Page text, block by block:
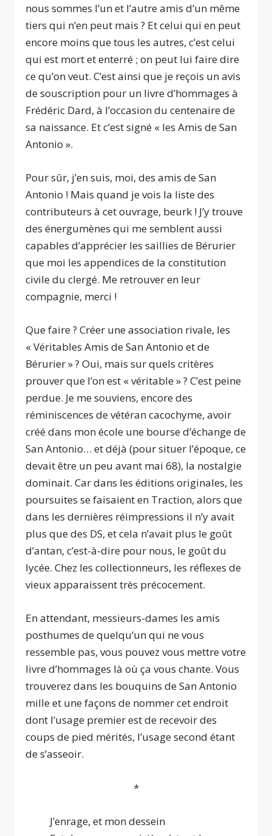
nous sommes l’un et l’autre amis d’un même
tiers qui n’en peut mais ? Et celui qui en peut
encore moins que tous les autres, c’est celui
qui est mort et enterré ; on peut lui faire dire
ce qu’on veut. C’est ainsi que je reçois un avis
de souscription pour un livre d’hommages à
Frédéric Dard, à l’occasion du centenaire de
sa naissance. Et c’est signé « les Amis de San
Antonio ».
Pour sûr, j’en suis, moi, des amis de San
Antonio ! Mais quand je vois la liste des
contributeurs à cet ouvrage, beurk ! J’y trouve
des énergumènes qui me semblent aussi
capables d’apprécier les saillies de Bérurier
que moi les appendices de la constitution
civile du clergé. Me retrouver en leur
compagnie, merci !
Que faire ? Créer une association rivale, les
« Véritables Amis de San Antonio et de
Bérurier » ? Oui, mais sur quels critères
prouver que l’on est « véritable » ? C’est peine
perdue. Je me souviens, encore des
réminiscences de vétéran cacochyme, avoir
créé dans mon école une bourse d’échange de
San Antonio… et déjà (pour situer l’époque, ce
devait être un peu avant mai 68), la nostalgie
dominait. Car dans les éditions originales, les
poursuites se faisaient en Traction, alors que
dans les dernières réimpressions il n’y avait
plus que des DS, et cela n’avait plus le goût
d’antan, c’est-à-dire pour nous, le goût du
lycée. Chez les collectionneurs, les réflexes de
vieux apparaissent très précocement.
En attendant, messieurs-dames les amis
posthumes de quelqu’un qui ne vous
ressemble pas, vous pouvez vous mettre votre
livre d’hommages là où ça vous chante. Vous
trouverez dans les bouquins de San Antonio
mille et une façons de nommer cet endroit
dont l’usage premier est de recevoir des
coups de pied mérités, l’usage second étant
de s’asseoir.
*
J’enrage, et mon dessein